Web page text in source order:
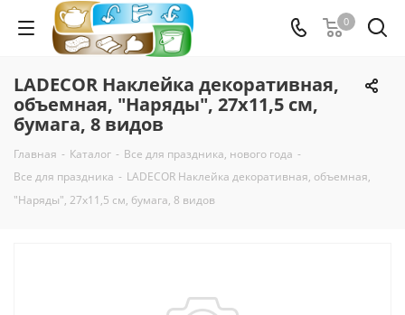
0
LADECOR Наклейка декоративная,
объемная, "Наряды", 27х11,5 см,
бумага, 8 видов
Главная - Каталог - Все для праздника, нового года -
Все для праздника - LADECOR Наклейка декоративная, объемная,
"Наряды", 27х11,5 см, бумага, 8 видов